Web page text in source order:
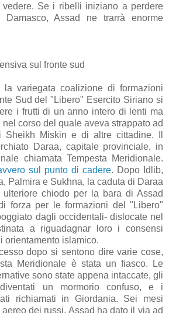
Se i ribelli iniziano a perdere
Assad ne trarrà enorme
sul fronte sud
la variegata coalizione di formazioni
Sud del "Libero" Esercito Siriano si
i frutti di un anno intero di lenti ma
corso del quale aveva strappato ad
Miskin e di altre cittadine. Il
Daraa, capitale provinciale, in
chiamata Tempesta Meridionale.
sul punto di cadere. Dopo Idlib,
Palmira e Sukhna, la caduta di Daraa
chiodo per la bara di Assad
forza per le formazioni del "Libero"
dagli occidentali- dislocate nel
a riguadagnar loro i consensi
orientamento islamico.
dopo si sentono dire varie cose,
Meridionale è stata un fiasco. Le
sono state appena intaccate, gli
un mormorio confuso, e i
richiamati in Giordania. Sei mesi
dei russi, Assad ha dato il via ad